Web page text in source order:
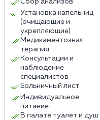
Сбор анализов
Установка капельниц
(очищающие и
укрепляющие)
Медикаментозная
терапия
Консультации и
наблюдение
специалистов
Больничный лист
Индивидуальное
питание
В палате туалет и душ